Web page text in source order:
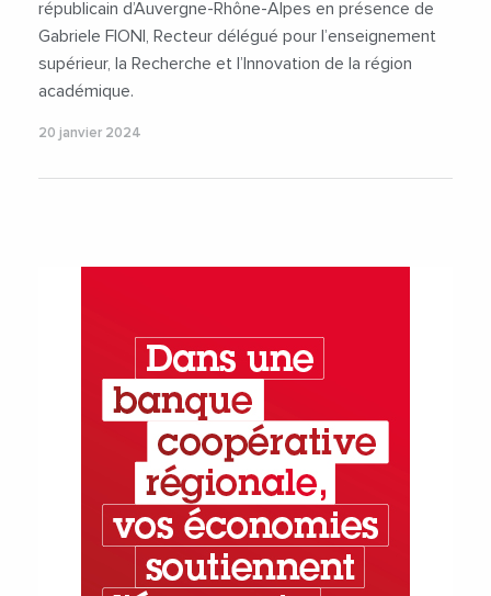
républicain d’Auvergne-Rhône-Alpes en présence de
Gabriele FIONI, Recteur délégué pour l’enseignement
supérieur, la Recherche et l’Innovation de la région
académique.
20 janvier 2024